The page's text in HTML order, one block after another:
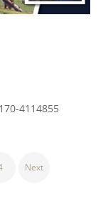
4114855
Next